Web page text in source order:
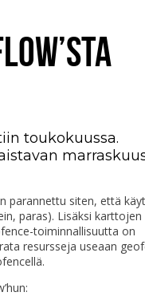
toukokuussa.
parannettu siten, että
paras). Lisäksi karttojen
toiminnallisuutta on
resursseja useaan